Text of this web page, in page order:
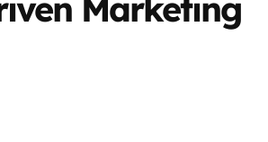
Marketing